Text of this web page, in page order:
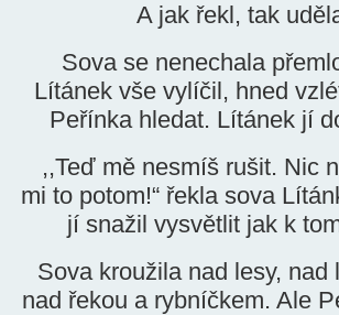
A jak řekl, tak
Sova se nenechala
Lítánek vše vylíčil, hned
Peřínka hledat. Lítánek jí
,,Teď mě nesmíš rušit. Nic
mi to potom!“ řekla sova
jí snažil vysvětlit jak k
Sova kroužila nad lesy, nad
nad řekou a rybníčkem. Ale